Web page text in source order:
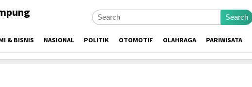
Search
& BISNIS NASIONAL POLITIK OTOMOTIF OLAHRAGA PARIWISATA